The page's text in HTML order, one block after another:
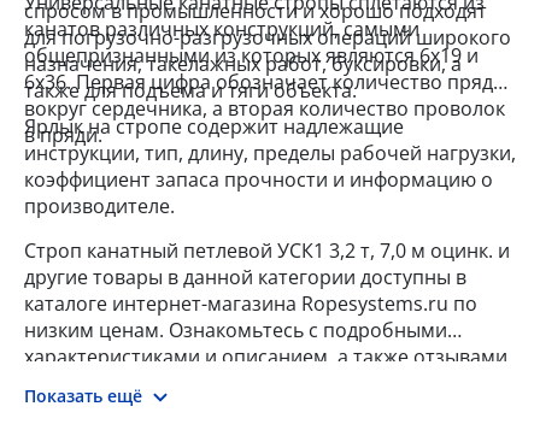
спросом в промышленности и хорошо подходят
для погрузочно-разгрузочных операций широкого
назначения, такелажных работ, буксировки, а
также для подъема и тяги объекта.
канатов различных конструкций, самыми
общепризнанными из которых являются 6x19 и
6x36. Первая цифра обозначает количество прядей
вокруг сердечника, а вторая количество проволок
в пряди.
Ярлык на стропе содержит надлежащие
инструкции, тип, длину, пределы рабочей нагрузки,
коэффициент запаса прочности и информацию о
производителе.
Строп канатный петлевой УСК1 3,2 т, 7,0 м оцинк. и
другие товары в данной категории доступны в
каталоге интернет-магазина Ropesystems.ru по
низким ценам. Ознакомьтесь с подробными
характеристиками и описанием, а также отзывами
о данном товаре, чтобы сделать правильный
выбор и заказать товар онлайн.
Показать ещё